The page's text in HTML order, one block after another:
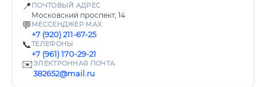
📍 ПОЧТОВЫЙ АДРЕС
Московский проспект, 14
💬 МЕССЕНДЖЕР MAX
+7 (920) 211-67-25
📞ТЕЛЕФОНЫ
+7 (961) 170-29-21
✉️ЭЛЕКТРОННАЯ ПОЧТА
382652@mail.ru